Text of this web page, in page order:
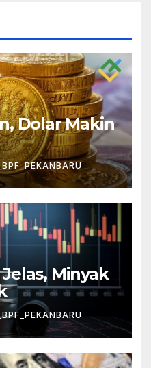
Dolar Makin
Minyak